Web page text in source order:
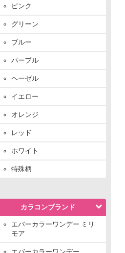
ピンク
グリーン
ブルー
パープル
ヘーゼル
イエロー
オレンジ
レッド
ホワイト
特殊柄
カラコンブランド
エバーカラーワンデー ミリ
モア
エバーカラーワンデー